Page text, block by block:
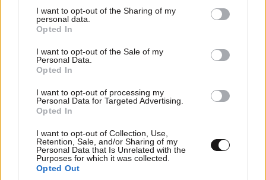
not limited to your visit or usage behaviour. You may click to
grant or deny consent to Google and its third-party tags to
use your data for below specified purposes in below Google
consent section.
I want to opt-out of the Sharing of my
personal data.
Opted In
I want to opt-out of the Sale of my
Personal Data.
Opted In
I want to opt-out of processing my
Personal Data for Targeted Advertising.
Opted In
I want to opt-out of Collection, Use,
Retention, Sale, and/or Sharing of my
Personal Data that Is Unrelated with the
Purposes for which it was collected.
Opted Out
Ο ΣΥΡΙΖΑ, που στα 4,5 χρόνια της διακυβέρνησής
του δεν έκανε απολύτως τίποτε για τον πολιτισμό,
αντιπολίτευση αναλώνεται σε fake news στην
προσπάθειά του να ακυρώσει τα έργα τα οποία
γίνονται. Τα έργα στην Ακρόπολη τον έχουν
ξεπεράσει. Αυτό είναι το μήνυμα από τους
επισκέπτες του χώρου. Όσο ο χώρος ήταν κλειστός
είχαν περιθώριο για ασύστολα ψέματα και
διαστρεβλώσεις. Τώρα ΟΧΙ.